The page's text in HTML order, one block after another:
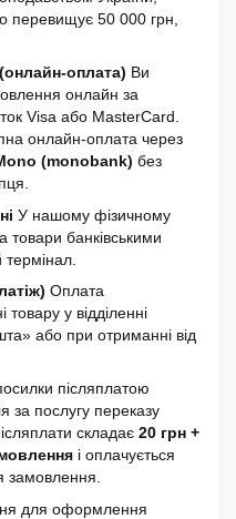
перевищує 50 000 грн,
оплата) Ви
онлайн за
Visa або MasterCard.
онлайн-оплата через
(monobank) без
У нашому фізичному
товари банківськими
термінал.
Оплата
у відділенні
або при отриманні від
післяплатою
за послугу переказу
складає 20 грн +
і оплачується
замовлення.
для оформлення